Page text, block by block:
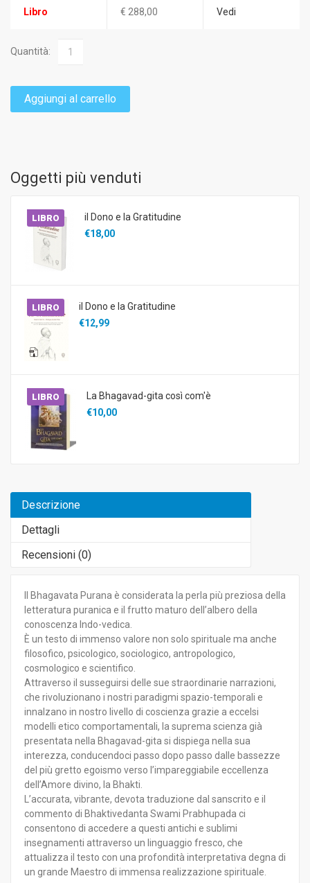
Libro € 288,00 Vedi
Quantità:
Aggiungi al carrello
Oggetti più venduti
LIBRO
il Dono e la Gratitudine
€18,00
LIBRO
il Dono e la Gratitudine
€12,99
LIBRO
La Bhagavad-gita così com'è
€10,00
Descrizione
Dettagli
Recensioni (0)
Il Bhagavata Purana è considerata la perla più preziosa della
letteratura puranica e il frutto maturo dell’albero della
conoscenza Indo-vedica.
È un testo di immenso valore non solo spirituale ma anche
filosofico, psicologico, sociologico, antropologico,
cosmologico e scientifico.
Attraverso il susseguirsi delle sue straordinarie narrazioni,
che rivoluzionano i nostri paradigmi spazio-temporali e
innalzano in nostro livello di coscienza grazie a eccelsi
modelli etico comportamentali, la suprema scienza già
presentata nella Bhagavad-gita si dispiega nella sua
interezza, conducendoci passo dopo passo dalle bassezze
del più gretto egoismo verso l’impareggiabile eccellenza
dell’Amore divino, la Bhakti.
L’accurata, vibrante, devota traduzione dal sanscrito e il
commento di Bhaktivedanta Swami Prabhupada ci
consentono di accedere a questi antichi e sublimi
insegnamenti attraverso un linguaggio fresco, che
attualizza il testo con una profondità interpretativa degna di
un grande Maestro di immensa realizzazione spirituale.